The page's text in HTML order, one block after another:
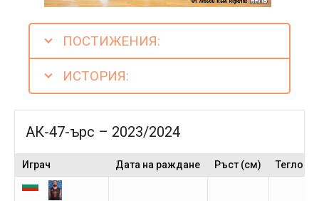
ПОСТИЖЕНИЯ:
ИСТОРИЯ:
АК-47-ърс – 2023/2024
Играч Дата на раждане Ръст (см) Тегло